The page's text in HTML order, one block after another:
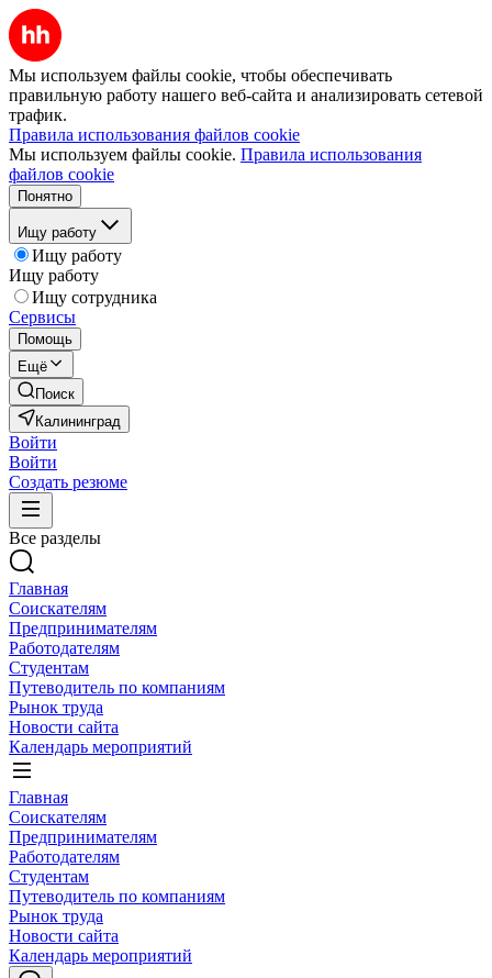
Мы используем файлы cookie, чтобы обеспечивать
правильную работу нашего веб-сайта и анализировать сетевой
трафик.
Правила использования файлов cookie
Мы используем файлы cookie. Правила использования
файлов cookie
Понятно
Ищу работу
Ищу работу
Ищу работу
Ищу сотрудника
Сервисы
Помощь
Ещё
Поиск
Калининград
Войти
Войти
Создать резюме
Все разделы
Главная
Соискателям
Предпринимателям
Работодателям
Студентам
Путеводитель по компаниям
Рынок труда
Новости сайта
Календарь мероприятий
Главная
Соискателям
Предпринимателям
Работодателям
Студентам
Путеводитель по компаниям
Рынок труда
Новости сайта
Календарь мероприятий